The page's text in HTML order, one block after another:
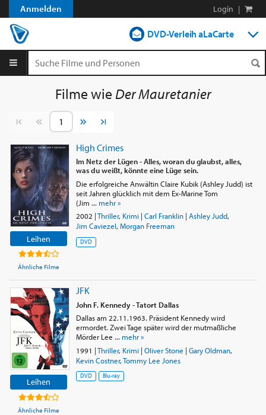
Anmelden Login |
DVD-Verleih aLaCarte
Streamen
Filme wieDer Mauretanier
Vorherige SeiteNächste Seite
Leihen
Ähnliche Filme
High Crimes
Im Netz der Lügen - Alles, woran du glaubst, alles,
was du weißt, könnte eine Lüge sein.
Die erfolgreiche Anwältin Claire Kubik (Ashley Judd) ist
seit Jahren glücklich mit dem Ex-Marine Tom
(Jim ... mehr »
2002 |Thriller, Krimi| Carl Franklin| Ashley Judd,
Jim Caviezel, Morgan Freeman
DVD
Leihen
Ähnliche Filme
JFK
John F. Kennedy - Tatort Dallas
Dallas am 22.11.1963. Präsident Kennedy wird
ermordet. Zwei Tage später wird der mutmaßliche
Mörder Lee ... mehr »
1991 |Thriller, Krimi| Oliver Stone | Gary Oldman,
Kevin Costner,Tommy Lee Jones
DVD Blu-ray